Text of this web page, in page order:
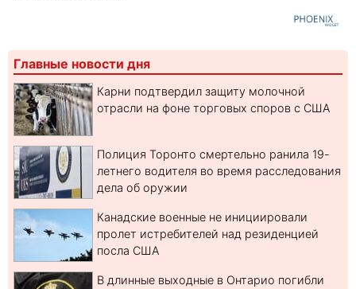
Главные новости дня
Карни подтвердил защиту молочной
отрасли на фоне торговых споров с США
Полиция Торонто смертельно ранила 19-
летнего водителя во время расследования
дела об оружии
Канадские военные не инициировали
пролет истребителей над резиденцией
посла США
В длинные выходные в Онтарио погибли